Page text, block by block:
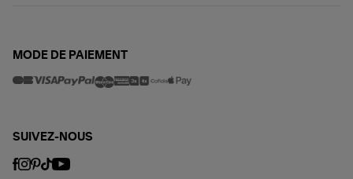
MODE DE PAIEMENT
SUIVEZ-NOUS